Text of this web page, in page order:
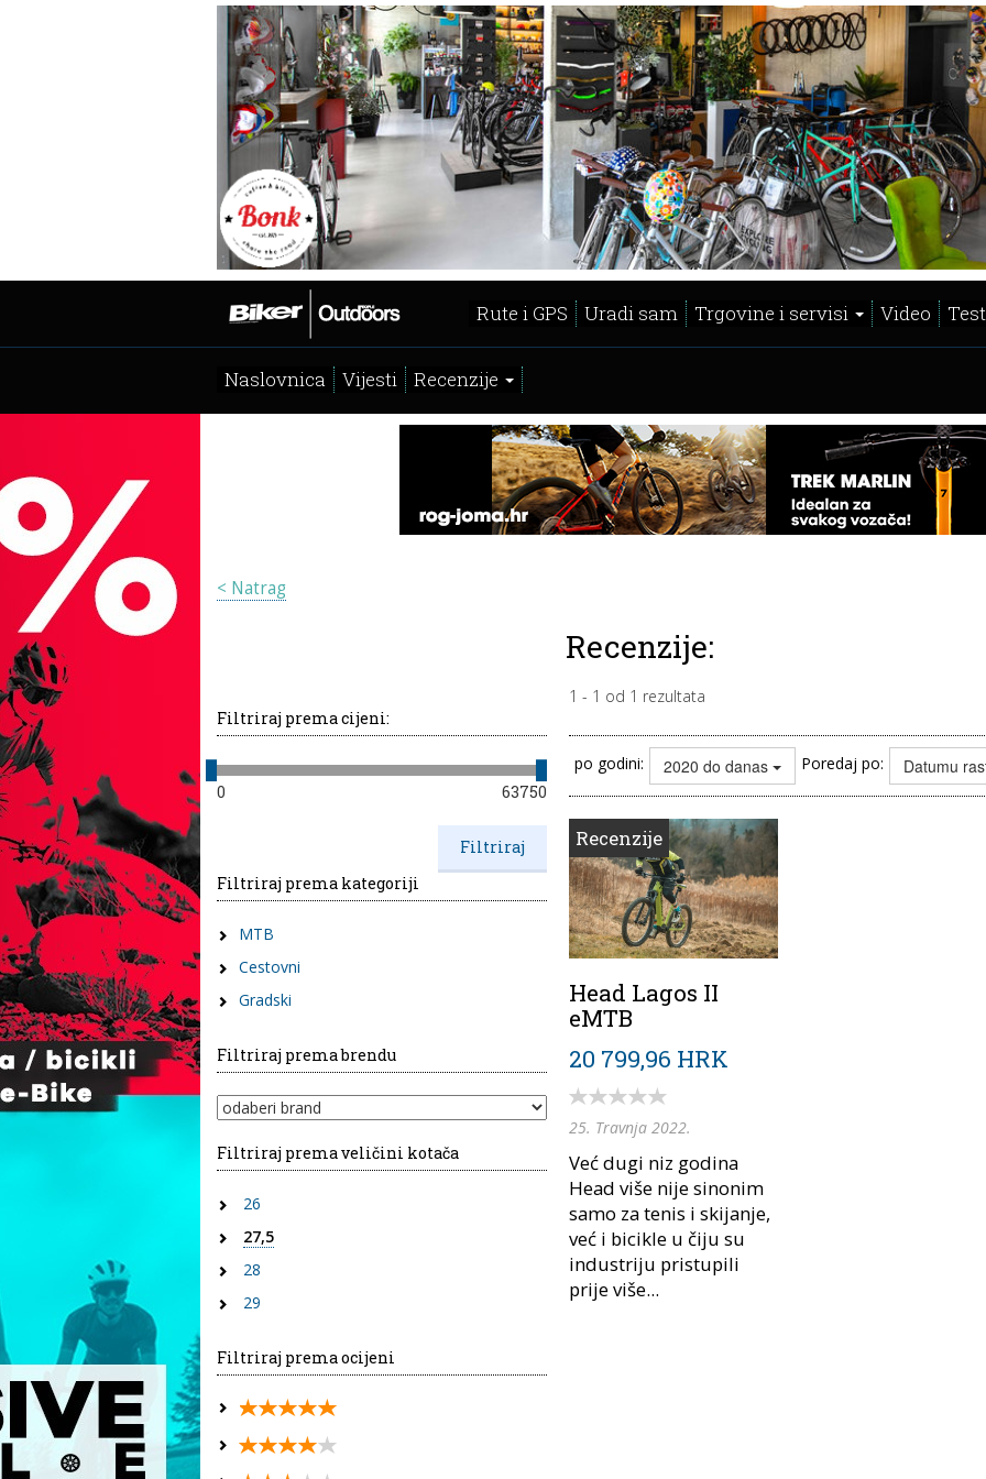
Rute i GPS Uradi sam Trgovine i servisi Video
Naslovnica Vijesti Recenzije
< Natrag
Recenzije:
1 - 1 od 1 rezultata
Filtriraj prema cijeni:
0 63750
Filtriraj prema kategoriji
MTB
Cestovni
Gradski
Filtriraj prema brendu
Filtriraj prema veličini kotača
26
27,5
28
29
Filtriraj prema ocijeni
po godini: 2020 do danas Poredaj po: Datumu
Recenzije
Head Lagos II
eMTB
20 799,96 HRK
25. Travnja 2022.
Već dugi niz godina
Head više nije sinonim
samo za tenis i skijanje,
već i bicikle u čiju su
industriju pristupili
prije više...